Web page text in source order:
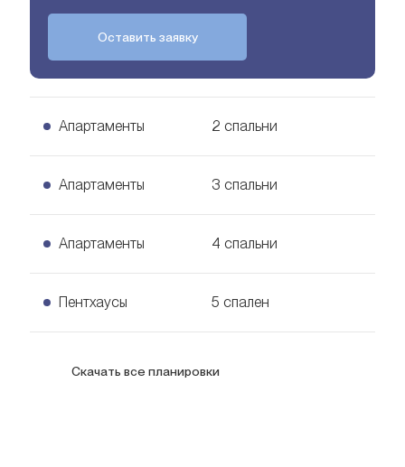
Оставить заявку
Апартаменты 2 спальни
2 спальни Апартаменты
Узнать цену128 кв. м.
Апартаменты 3 спальни
3 спальни Апартаменты
Узнать цену182 кв. м.
Апартаменты 4 спальни
4 спальни Апартаменты
Узнать цену283 кв. м.
Пентхаусы 5 спален
5 спален Пентхаусы
Скачать все планировки